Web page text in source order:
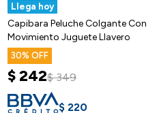
Llega hoy
Capibara Peluche Colgante Con
Movimiento Juguete Llavero
30
$242$ 349
$ 220